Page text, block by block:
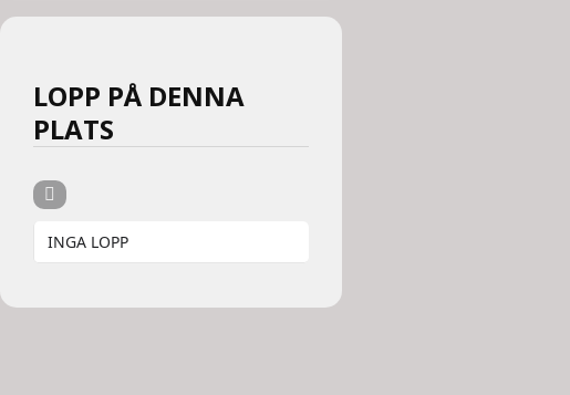
LOPP PÅ DENNA
PLATS
INGA LOPP